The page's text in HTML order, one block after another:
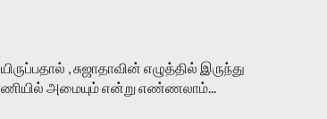
, சுஜாதாவின் எழுத்தில் இருந்து
அமையும் என்று எண்ணலாம்...